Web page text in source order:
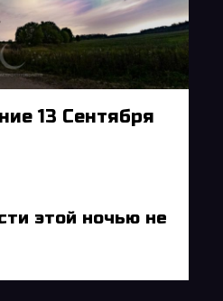
13 Сентября
этой ночью не